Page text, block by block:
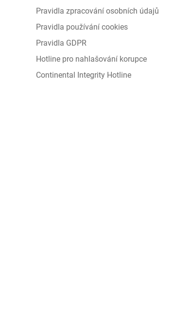
Pravidla zpracování osobních údajů
Pravidla používání cookies
Pravidla GDPR
Hotline pro nahlašování korupce
Continental Integrity Hotline